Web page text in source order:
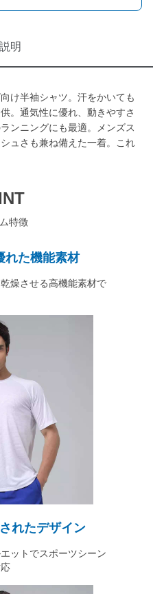
明
け半袖シャツ。汗をかいても
。通気性に優れ、動きやすさ
ンニングにも最適。メンズス
ュさも兼ね備えた一着。これ
特徴
れた機能素材
燥させる高機能素材で
れたデザイン
ットでスポーツシーン